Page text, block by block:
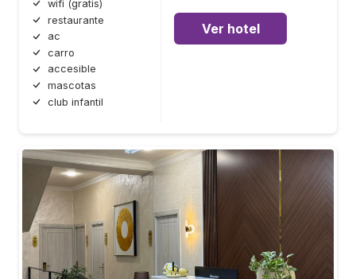
wifi (gratis)
restaurante
ac
carro
accesible
mascotas
club infantil
Ver hotel